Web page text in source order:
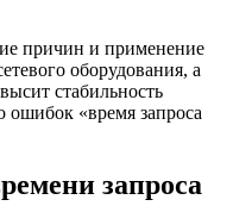
причин и применение
оборудования, а
стабильность
ошибок «время запроса
запроса